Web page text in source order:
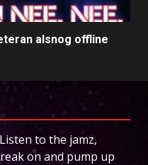
alsnog offline
to the jamz,
on and pump up